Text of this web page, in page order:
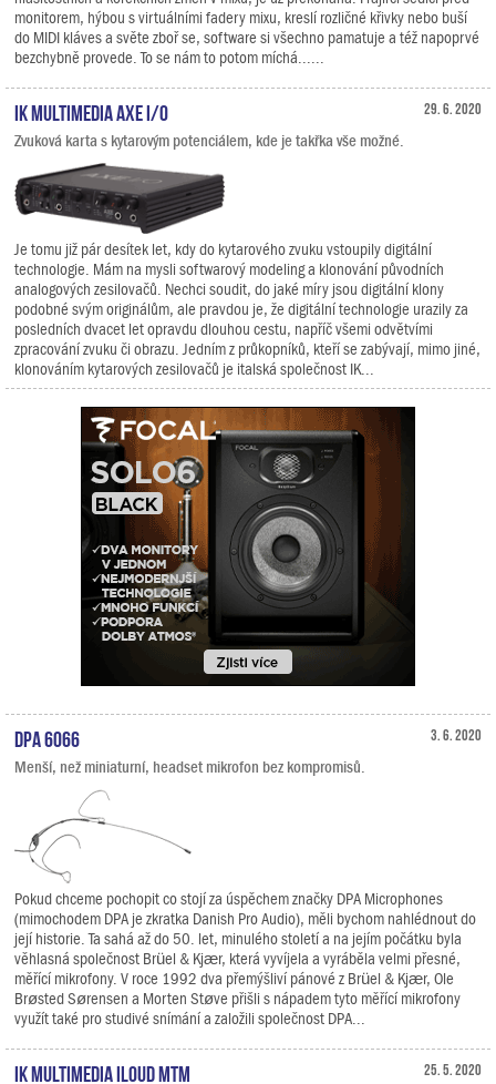
monitorem, hýbou s virtuálními fadery mixu, kreslí rozličné křivky nebo buší
do MIDI kláves a světe zboř se, software si všechno pamatuje a též napoprvé
bezchybně provede. To se nám to potom míchá......
29. 6. 2020
IK Multimedia AXE I/O
Zvuková karta s kytarovým potenciálem, kde je takřka vše možné.
Je tomu již pár desítek let, kdy do kytarového zvuku vstoupily digitální
technologie. Mám na mysli softwarový modeling a klonování původních
analogových zesilovačů. Nechci soudit, do jaké míry jsou digitální klony
podobné svým originálům, ale pravdou je, že digitální technologie urazily za
posledních dvacet let opravdu dlouhou cestu, napříč všemi odvětvími
zpracování zvuku či obrazu. Jedním z průkopníků, kteří se zabývají, mimo jiné,
klonováním kytarových zesilovačů je italská společnost IK...
3. 6. 2020
DPA 6066
Menší, než miniaturní, headset mikrofon bez kompromisů.
Pokud chceme pochopit co stojí za úspěchem značky DPA Microphones
(mimochodem DPA je zkratka Danish Pro Audio), měli bychom nahlédnout do
její historie. Ta sahá až do 50. let, minulého století a na jejím počátku byla
věhlasná společnost Brüel & Kjær, která vyvíjela a vyráběla velmi přesné,
měřící mikrofony. V roce 1992 dva přemýšliví pánové z Brüel & Kjær, Ole
Brøsted Sørensen a Morten Støve přišli s nápadem tyto měřící mikrofony
využít také pro studivé snímání a založili společnost DPA...
25. 5. 2020
IK Multimedia iLoud MTM